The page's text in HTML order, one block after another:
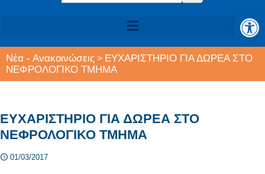
Νέα - Ανακοινώσεις > ΕΥΧΑΡΙΣΤΗΡΙΟ ΓΙΑ ΔΩΡΕΑ ΣΤΟ
ΝΕΦΡΟΛΟΓΙΚΟ ΤΜΗΜΑ
ΕΥΧΑΡΙΣΤΗΡΙΟ ΓΙΑ ΔΩΡΕΑ ΣΤΟ
ΝΕΦΡΟΛΟΓΙΚΟ ΤΜΗΜΑ
01/03/2017